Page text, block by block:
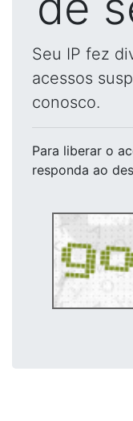
Seu IP fez
acessos
conosco.
Para liberar o
responda ao